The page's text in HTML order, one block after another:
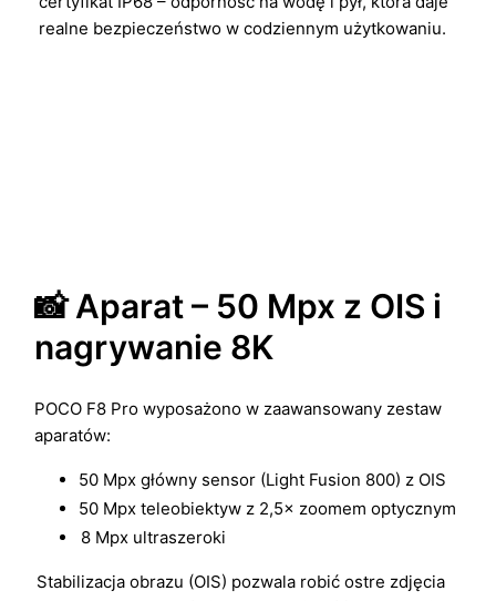
realne bezpieczeństwo w codziennym użytkowaniu.
📸 Aparat – 50 Mpx z OIS i
nagrywanie 8K
POCO F8 Pro wyposażono w zaawansowany zestaw
aparatów:
50 Mpx główny sensor (Light Fusion 800) z OIS
50 Mpx teleobiektyw z 2,5× zoomem optycznym
8 Mpx ultraszeroki
Stabilizacja obrazu (OIS) pozwala robić ostre zdjęcia